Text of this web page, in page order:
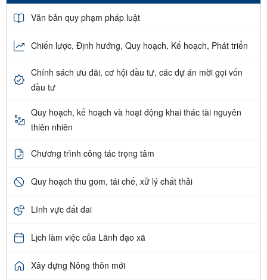
Văn bản quy phạm pháp luật
Chiến lược, Định hướng, Quy hoạch, Kế hoạch, Phát triển
Chính sách ưu đãi, cơ hội đầu tư, các dự án mời gọi vốn
đầu tư
Quy hoạch, kế hoạch và hoạt động khai thác tài nguyên
thiên nhiên
Chương trình công tác trọng tâm
Quy hoạch thu gom, tái chế, xử lý chất thải
Lĩnh vực đất đai
Lịch làm việc của Lãnh đạo xã
Xây dựng Nông thôn mới